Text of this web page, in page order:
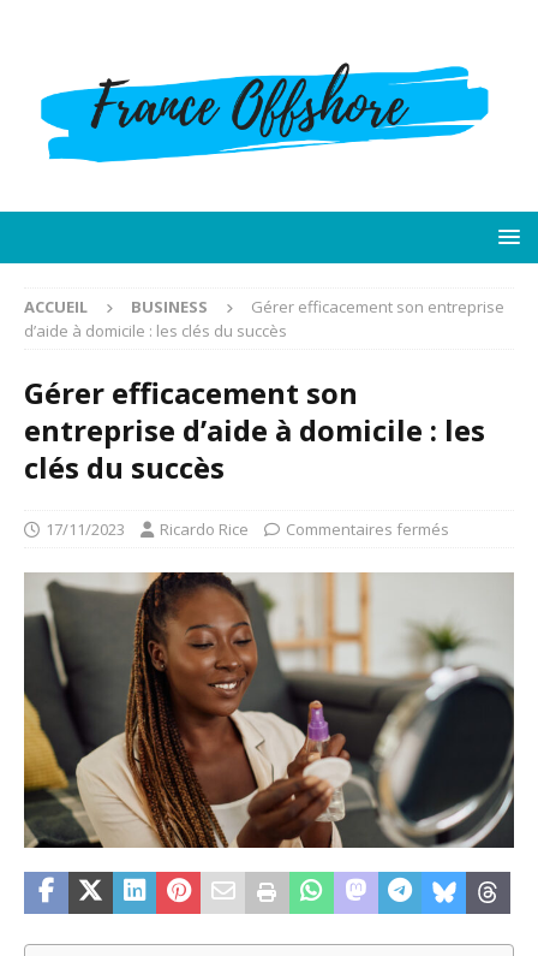
ACCUEIL BUSINESS
Gérer efficacement son entreprise
d’aide à domicile : les clés du succès
Gérer efficacement son
entreprise d’aide à domicile : les
clés du succès
17/11/2023 Ricardo Rice Commentaires fermés